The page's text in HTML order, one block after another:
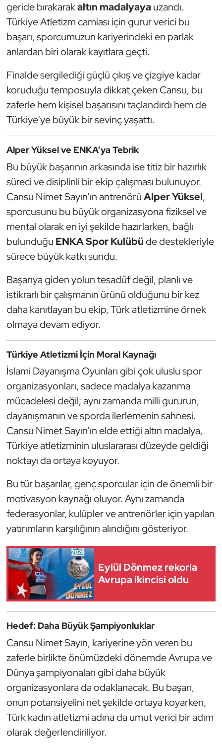
geride bırakarakaltın madalyayauzandı.
Türkiye Atletizm camiası için gurur verici bu
başarı, sporcumuzun kariyerindeki en parlak
anlardan biri olarak kayıtlara geçti.
Finalde sergilediği güçlü çıkış ve çizgiye kadar
koruduğu temposuyla dikkat çeken Cansu, bu
zaferle hem kişisel başarısını taçlandırdı hem de
Türkiye'ye büyük bir sevinç yaşattı.
Alper Yüksel ve ENKA’ya Tebrik
Bu büyük başarının arkasında ise titiz bir hazırlık
süreci ve disiplinli bir ekip çalışması bulunuyor.
Cansu Nimet Sayın’ın antrenörüAlper Yüksel,
sporcusunu bu büyük organizasyona fiziksel ve
mental olarak en iyi şekilde hazırlarken, bağlı
bulunduğu ENKA Spor Kulübüde destekleriyle
sürece büyük katkı sundu.
Başarıya giden yolun tesadüf değil, planlı ve
istikrarlı bir çalışmanın ürünü olduğunu bir kez
daha kanıtlayan bu ekip, Türk atletizmine örnek
olmaya devam ediyor.
Türkiye Atletizmi İçin Moral Kaynağı
İslami Dayanışma Oyunları gibi çok uluslu spor
organizasyonları, sadece madalya kazanma
mücadelesi değil; aynı zamanda milli gururun,
dayanışmanın ve sporda ilerlemenin sahnesi.
Cansu Nimet Sayın’ın elde ettiği altın madalya,
Türkiye atletizminin uluslararası düzeyde geldiği
noktayı da ortaya koyuyor.
Bu tür başarılar, genç sporcular için de önemli bir
motivasyon kaynağı oluyor. Aynı zamanda
federasyonlar, kulüpler ve antrenörler için yapılan
yatırımların karşılığının alındığını gösteriyor.
Eylül Dönmez rekorla
Avrupa ikincisi oldu
Hedef: Daha Büyük Şampiyonluklar
Cansu Nimet Sayın, kariyerine yön veren bu
zaferle birlikte önümüzdeki dönemde Avrupa ve
Dünya şampiyonaları gibi daha büyük
organizasyonlara da odaklanacak. Bu başarı,
onun potansiyelini net şekilde ortaya koyarken,
Türk kadın atletizmi adına da umut verici bir adım
olarak değerlendiriliyor.
Futsal
Genel
Güreş
Halter
Hava Sporları
Hentbol
İşitme Engelli Sporcular
Judo ve Kuraş
Kano ve Rafting
Karate
Kayak
Kempo
Kick Boks
Masa Tenisi
Modern Pentatlon
Motor Sporları
Muay Thai
Okçuluk
Optimist
Özel Sporcular
Paralimpik
Satranç
Sualtı Sporları
Tekvando